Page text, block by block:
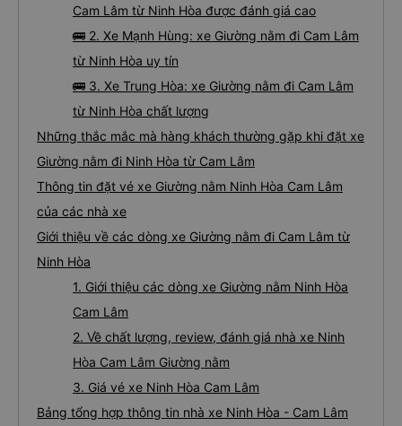
Cam Lâm từ Ninh Hòa được đánh giá cao
🚌 2. Xe Mạnh Hùng: xe Giường nằm đi Cam Lâm
từ Ninh Hòa uy tín
🚌 3. Xe Trung Hòa: xe Giường nằm đi Cam Lâm
từ Ninh Hòa chất lượng
Những thắc mắc mà hàng khách thường gặp khi đặt xe
Giường nằm đi Ninh Hòa từ Cam Lâm
Thông tin đặt vé xe Giường nằm Ninh Hòa Cam Lâm
của các nhà xe
Giới thiệu về các dòng xe Giường nằm đi Cam Lâm từ
Ninh Hòa
1. Giới thiệu các dòng xe Giường nằm Ninh Hòa
Cam Lâm
2. Về chất lượng, review, đánh giá nhà xe Ninh
Hòa Cam Lâm Giường nằm
3. Giá vé xe Ninh Hòa Cam Lâm
Bảng tổng hợp thông tin nhà xe Ninh Hòa - Cam Lâm